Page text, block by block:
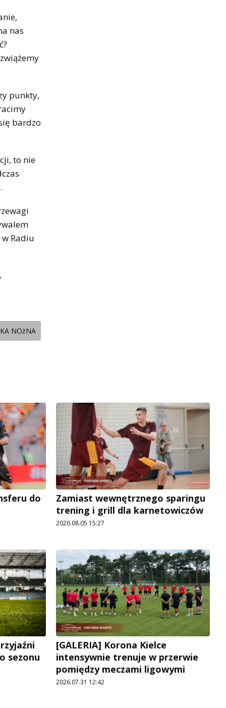
nas
punkty,
bardzo
to nie
Radiu
NOżNA
do
Zamiast wewnętrznego sparingu
trening i grill dla karnetowiczów
2026.08.05 15:27
sezonu
[GALERIA] Korona Kielce
intensywnie trenuje w przerwie
pomiędzy meczami ligowymi
2026.07.31 12:42